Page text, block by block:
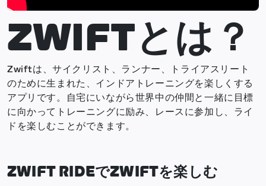
ZWIFTとは？
Zwiftは、サイクリスト、ランナー、トライアスリート
のために生まれた、インドアトレーニングを楽しくする
アプリです。自宅にいながら世界中の仲間と一緒に目標
に向かってトレーニングに励み、レースに参加し、ライ
ドを楽しむことができます。
ZWIFT RIDEでZWIFTを楽しむ